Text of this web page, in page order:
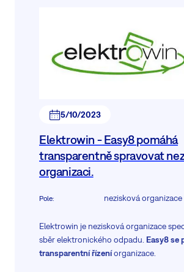
5/10/2023
Elektrowin - Easy8 pomáhá
transparentně spravovat
organizaci.
Pole: nezisková organizace
Elektrowin je nezisková organizace
sběr elektronického odpadu. Easy8 se
transparentní řízeníorganizace.